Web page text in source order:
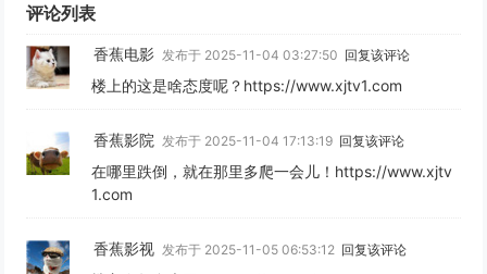
评论列表
香蕉电影 发布于 2025-11-04 03:27:50 回复该评论
楼上的这是啥态度呢？https://www.xjtv1.com
香蕉影院 发布于 2025-11-04 17:13:19 回复该评论
在哪里跌倒，就在那里多爬一会儿！https://www.xjtv
1.com
香蕉影视 发布于 2025-11-05 06:53:12 回复该评论